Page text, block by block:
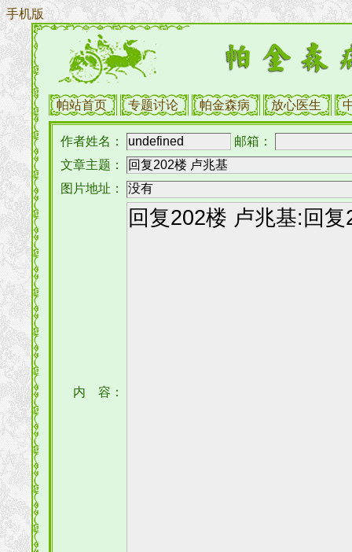
手机版
帕站首页 专题讨论 帕金森病 放心医生
作者姓名：
邮箱：
文章主题：
图片地址：
内 容：